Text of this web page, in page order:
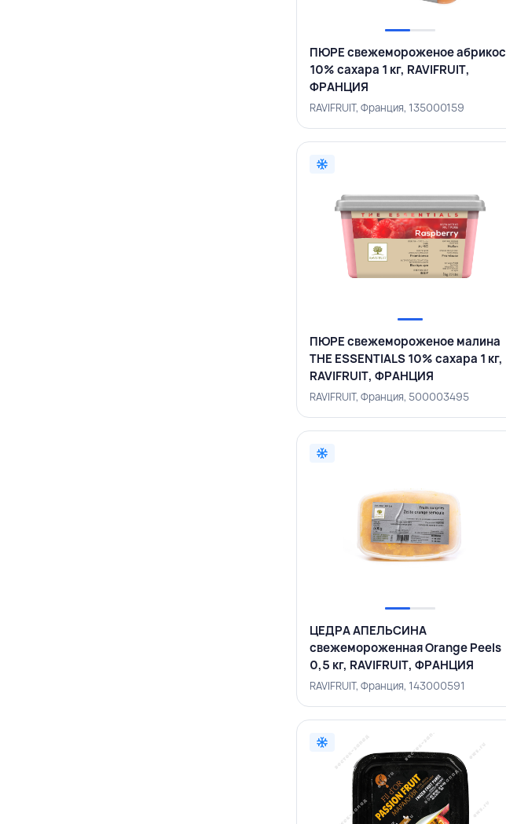
ПЮРЕ свежемороженое абрикос
10% сахара 1 кг, RAVIFRUIT,
ФРАНЦИЯ
RAVIFRUIT, Франция, 135000159
ПЮРЕ свежемороженое малина
THE ESSENTIALS 10% сахара 1 кг,
RAVIFRUIT, ФРАНЦИЯ
RAVIFRUIT, Франция, 500003495
ЦЕДРА АПЕЛЬСИНА
свежемороженная Orange Peels
0,5 кг, RAVIFRUIT, ФРАНЦИЯ
RAVIFRUIT, Франция, 143000591